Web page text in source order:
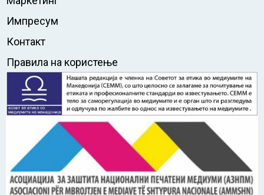
Импресум
Контакт
Правила на користење